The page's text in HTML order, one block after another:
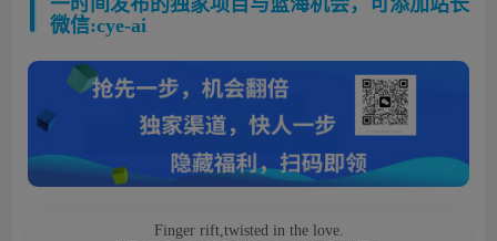
微信:cye-ai
Finger rift,twisted in the love.